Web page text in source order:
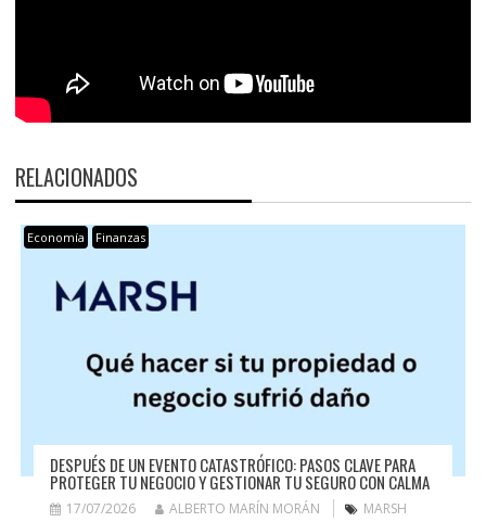
RELACIONADOS
Economía Finanzas
DESPUÉS DE UN EVENTO CATASTRÓFICO: PASOS CLAVE PARA
PROTEGER TU NEGOCIO Y GESTIONAR TU SEGURO CON CALMA
17/07/2026 ALBERTO MARÍN MORÁN MARSH